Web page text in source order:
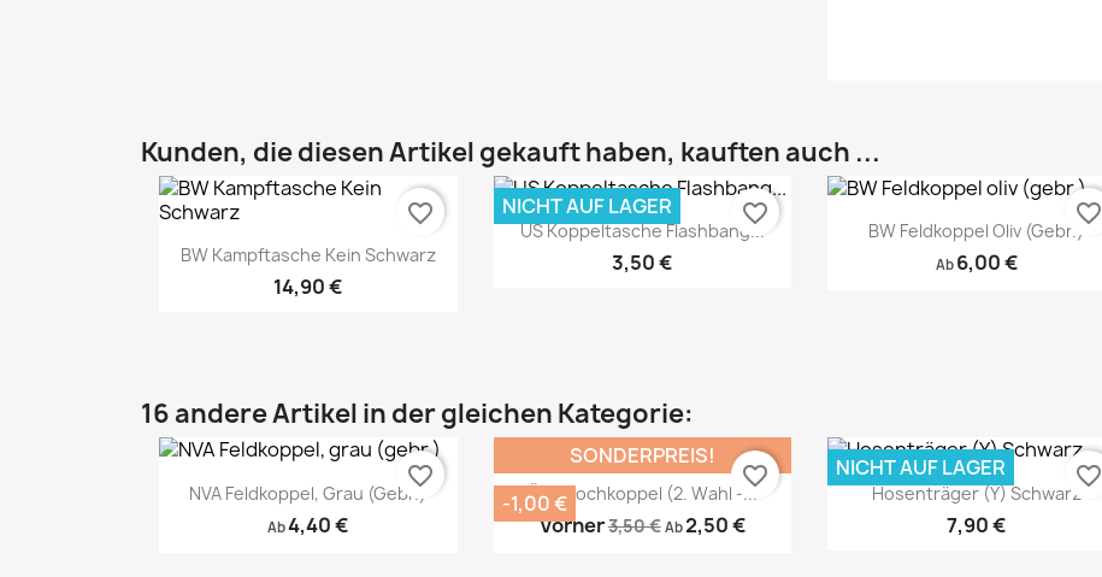
Kunden, die diesen Artikel gekauft haben, kauften auch ...
Vorschau
BW Kampftasche Kein Schwarz
14,90 €
favorite_border
Vorschau
US Koppeltasche Flashbang...
3,50 €
NICHT AUF LAGER favorite_border
Vorschau
BW Feldkoppel Oliv (gebr.)
Ab 6,00 €
favorite_border
16 andere Artikel in der gleichen Kategorie:
NVA Feldkoppel, Grau (gebr.)
Ab4,40 €
favorite_border
ÖBH Lochkoppel (2. Wahl -...
Vorher3,50 € Ab2,50 €
SONDERPREIS!
-1,00 €
favorite_border
Hosenträger (Y) Schwarz
7,90 €
NICHT AUF LAGER favorite_border